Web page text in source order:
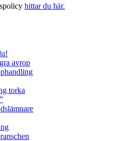
hittar du här.
avrop
torka